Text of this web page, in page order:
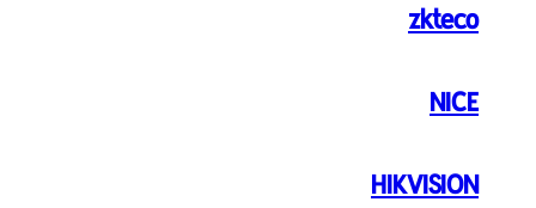
zkteco
NICE
HIKVISION